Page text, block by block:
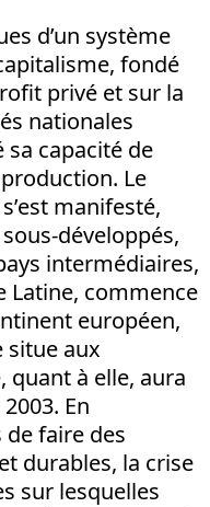
d’un système
fondé
privé et sur la
nationales
sa capacité de
Le
manifesté,
développés,
intermédiaires,
Latine, commence
européen,
situe aux
quant à elle, aura
En
faire des
durables, la crise
sur lesquelles